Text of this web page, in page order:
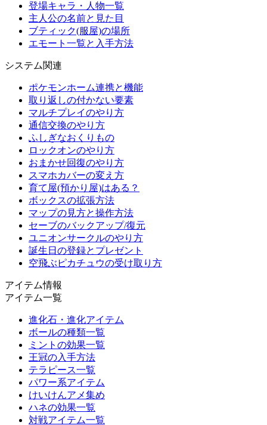
登場キャラ・人物一覧
主人公の名前と見た目
ブティック(服屋)の場所
エモート一覧と入手方法
システム関連
ポケモンホーム連携と機能
取り返しの付かない要素
マルチプレイのやり方
通信交換のやり方
ふしぎなおくりもの
ロックオンのやり方
おまかせ回復のやり方
スマホカバーの変え方
育て屋(預かり屋)はある？
ボックスの拡張方法
マップの見方と操作方法
セーブのバックアップ/復元
ユニオンサークルのやり方
誕生日の登録とプレゼント
空飛ぶピカチュウの受け取り方
アイテム情報
アイテム一覧
進化石・進化アイテム
ボールの種類一覧
ミントの効果一覧
王冠の入手方法
テラピース一覧
パワー系アイテム
けいけんアメ集め
ハネの効果一覧
対戦アイテム一覧